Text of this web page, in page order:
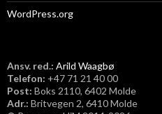
WordPress.org
Ansv. red.: Arild Waagbø
Telefon: ​+47 71 21 40 00
Post: Boks 2110, 6402 Molde
Adr.: Britvegen 2, 6410 Molde